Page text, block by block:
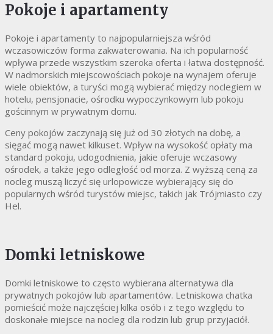
Pokoje i apartamenty
Pokoje i apartamenty to najpopularniejsza wśród
wczasowiczów forma zakwaterowania. Na ich popularność
wpływa przede wszystkim szeroka oferta i łatwa dostępność.
W nadmorskich miejscowościach pokoje na wynajem oferuje
wiele obiektów, a turyści mogą wybierać między noclegiem w
hotelu, pensjonacie, ośrodku wypoczynkowym lub pokoju
gościnnym w prywatnym domu.
Ceny pokojów zaczynają się już od 30 złotych na dobę, a
sięgać mogą nawet kilkuset. Wpływ na wysokość opłaty ma
standard pokoju, udogodnienia, jakie oferuje wczasowy
ośrodek, a także jego odległość od morza. Z wyższą ceną za
nocleg muszą liczyć się urlopowicze wybierający się do
popularnych wśród turystów miejsc, takich jak Trójmiasto czy
Hel.
Domki letniskowe
Domki letniskowe to często wybierana alternatywa dla
prywatnych pokojów lub apartamentów. Letniskowa chatka
pomieścić może najczęściej kilka osób i z tego względu to
doskonałe miejsce na nocleg dla rodzin lub grup przyjaciół.